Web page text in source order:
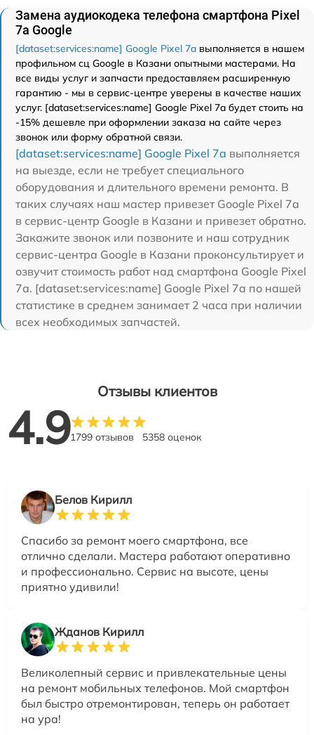
Замена аудиокодека телефона смартфона Pixel
7a Google
[dataset:services:name] Google Pixel 7a выполняется в нашем
профильном сц Google в Казани опытными мастерами. На
все виды услуг и запчасти предоставляем расширенную
гарантию - мы в сервис-центре уверены в качестве наших
услуг. [dataset:services:name] Google Pixel 7a будет стоить на
-15% дешевле при оформлении заказа на сайте через
звонок или форму обратной связи.
[dataset:services:name] Google Pixel 7a выполняется
на выезде, если не требует специального
оборудования и длительного времени ремонта. В
таких случаях наш мастер привезет Google Pixel 7a
в сервис-центр Google в Казани и привезет обратно.
Закажите звонок или позвоните и наш сотрудник
сервис-центра Google в Казани проконсультирует и
озвучит стоимость работ над смартфона Google Pixel
7a. [dataset:services:name] Google Pixel 7a по нашей
статистике в среднем занимает 2 часа при наличии
всех необходимых запчастей.
Отзывы клиентов
4.91799 отзывов 5358 оценок
Белов Кирилл
Спасибо за ремонт моего смартфона, все
отлично сделали. Мастера работают оперативно
и профессионально. Сервис на высоте, цены
приятно удивили!
Жданов Кирилл
Великолепный сервис и привлекательные цены
на ремонт мобильных телефонов. Мой смартфон
был быстро отремонтирован, теперь он работает
на ура!